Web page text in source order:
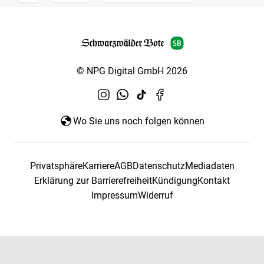
© NPG Digital GmbH 2026
Wo Sie uns noch folgen können
PrivatsphäreKarriereAGBDatenschutzMediadaten
Erklärung zur BarrierefreiheitKündigungKontakt
ImpressumWiderruf